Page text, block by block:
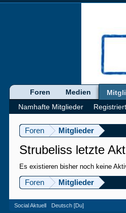
Foren Mitglieder
Strubeliss letzte
Es existieren bisher noch keine
Foren Mitglieder
Foren Medien
Namhafte Mitglieder
Social Aktuell Deutsch [Du]